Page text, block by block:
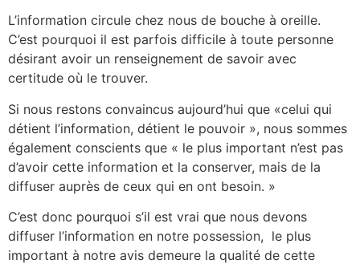
L’information circule chez nous de bouche à oreille.
C’est pourquoi il est parfois difficile à toute personne
désirant avoir un renseignement de savoir avec
certitude où le trouver.
Si nous restons convaincus aujourd’hui que «celui qui
détient l’information, détient le pouvoir », nous sommes
également conscients que « le plus important n’est pas
d’avoir cette information et la conserver, mais de la
diffuser auprès de ceux qui en ont besoin. »
C’est donc pourquoi s’il est vrai que nous devons
diffuser l’information en notre possession, le plus
important à notre avis demeure la qualité de cette